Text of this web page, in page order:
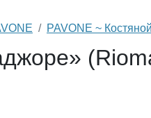
PAVONE ~